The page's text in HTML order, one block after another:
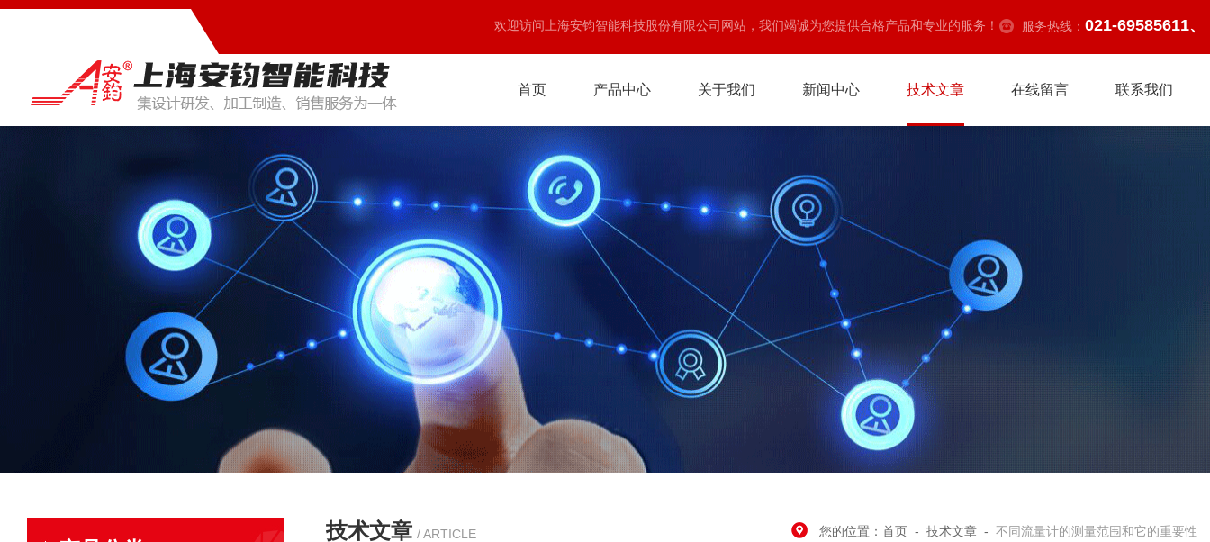
欢迎访问上海安钧智能科技股份有限公司网站，我们竭诚为您提供合格产品和专业的服务！ 服务热线： 021-69585611、
首页 产品中心 关于我们 新闻中心 技术文章 在线留言 联系我们
技术文章 / ARTICLE 您的位置： 首页 - 技术文章 - 不同流量计的测量范围和它的重要性